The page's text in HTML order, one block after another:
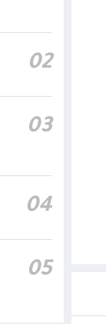
00:42
02
03
04
05